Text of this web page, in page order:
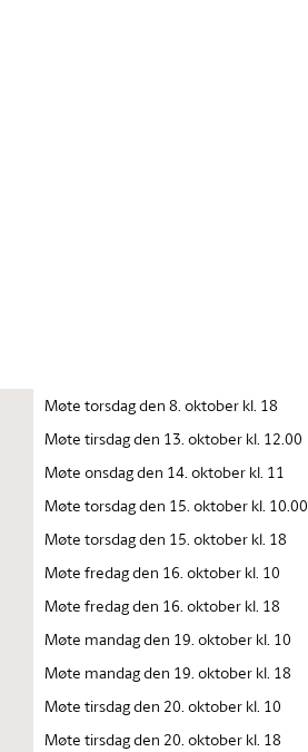
Møte torsdag den 8. oktober kl. 18
Møte tirsdag den 13. oktober kl. 12.00
Møte onsdag den 14. oktober kl. 11
Møte torsdag den 15. oktober kl. 10.00
Møte torsdag den 15. oktober kl. 18
Møte fredag den 16. oktober kl. 10
Møte fredag den 16. oktober kl. 18
Møte mandag den 19. oktober kl. 10
Møte mandag den 19. oktober kl. 18
Møte tirsdag den 20. oktober kl. 10
Møte tirsdag den 20. oktober kl. 18